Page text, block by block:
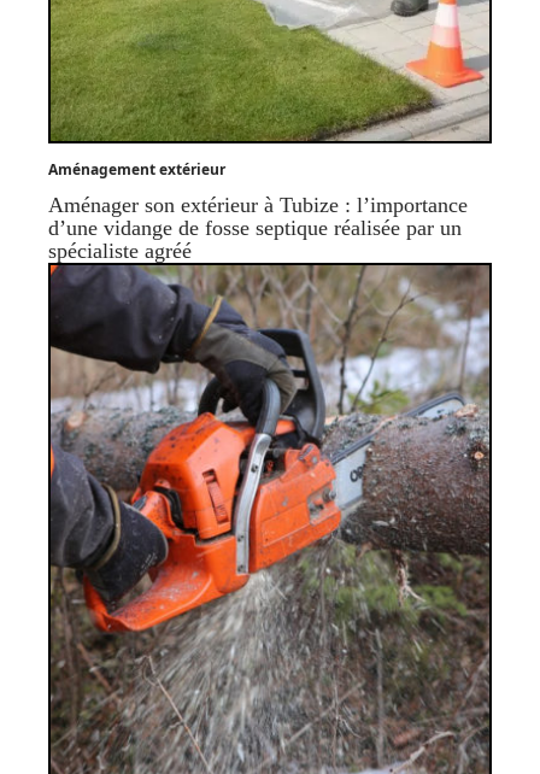
Aménagement extérieur
Aménager son extérieur à Tubize : l’importance
d’une vidange de fosse septique réalisée par un
spécialiste agréé